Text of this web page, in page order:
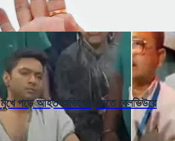
মুখে পড়ে আহত অভিষেক, রাতে বেলভিউয়ে